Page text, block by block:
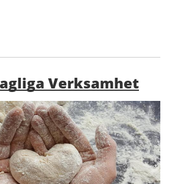
Verksamhet